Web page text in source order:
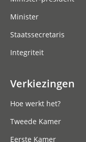
Minister
Staatssecretaris
Integriteit
Verkiezingen
Hoe werkt het?
Tweede Kamer
Eerste Kamer